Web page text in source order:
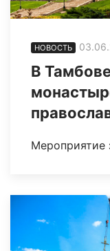
НОВОСТЬ
В
Мероприятие